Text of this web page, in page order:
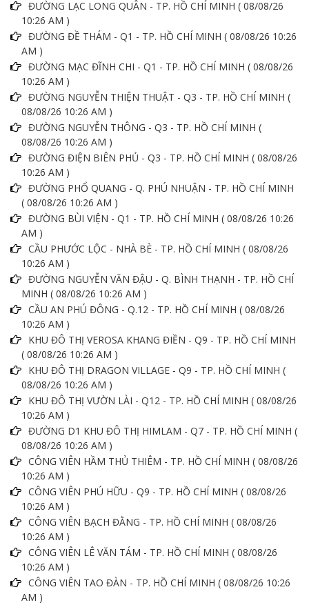
ĐƯỜNG LẠC LONG QUÂN - TP. HỒ CHÍ MINH ( 08/08/26
10:26 AM )
ĐƯỜNG ĐỀ THÁM - Q1 - TP. HỒ CHÍ MINH ( 08/08/26 10:26
AM )
ĐƯỜNG MẠC ĐĨNH CHI - Q1 - TP. HỒ CHÍ MINH ( 08/08/26
10:26 AM )
ĐƯỜNG NGUYỄN THIỆN THUẬT - Q3 - TP. HỒ CHÍ MINH (
08/08/26 10:26 AM )
ĐƯỜNG NGUYỄN THÔNG - Q3 - TP. HỒ CHÍ MINH (
08/08/26 10:26 AM )
ĐƯỜNG ĐIỆN BIÊN PHỦ - Q3 - TP. HỒ CHÍ MINH ( 08/08/26
10:26 AM )
ĐƯỜNG PHỔ QUANG - Q. PHÚ NHUẬN - TP. HỒ CHÍ MINH
( 08/08/26 10:26 AM )
ĐƯỜNG BÙI VIỆN - Q1 - TP. HỒ CHÍ MINH ( 08/08/26 10:26
AM )
CẦU PHƯỚC LỘC - NHÀ BÈ - TP. HỒ CHÍ MINH ( 08/08/26
10:26 AM )
ĐƯỜNG NGUYỄN VĂN ĐẬU - Q. BÌNH THẠNH - TP. HỒ CHÍ
MINH ( 08/08/26 10:26 AM )
CẦU AN PHÚ ĐÔNG - Q.12 - TP. HỒ CHÍ MINH ( 08/08/26
10:26 AM )
KHU ĐÔ THỊ VEROSA KHANG ĐIỀN - Q9 - TP. HỒ CHÍ MINH
( 08/08/26 10:26 AM )
KHU ĐÔ THỊ DRAGON VILLAGE - Q9 - TP. HỒ CHÍ MINH (
08/08/26 10:26 AM )
KHU ĐÔ THỊ VƯỜN LÀI - Q12 - TP. HỒ CHÍ MINH ( 08/08/26
10:26 AM )
ĐƯỜNG D1 KHU ĐÔ THỊ HIMLAM - Q7 - TP. HỒ CHÍ MINH (
08/08/26 10:26 AM )
CÔNG VIÊN HẦM THỦ THIÊM - TP. HỒ CHÍ MINH ( 08/08/26
10:26 AM )
CÔNG VIÊN PHÚ HỮU - Q9 - TP. HỒ CHÍ MINH ( 08/08/26
10:26 AM )
CÔNG VIÊN BẠCH ĐẰNG - TP. HỒ CHÍ MINH ( 08/08/26
10:26 AM )
CÔNG VIÊN LÊ VĂN TÁM - TP. HỒ CHÍ MINH ( 08/08/26
10:26 AM )
CÔNG VIÊN TAO ĐÀN - TP. HỒ CHÍ MINH ( 08/08/26 10:26
AM )